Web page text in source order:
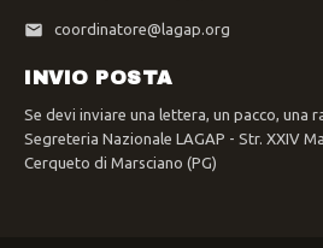
coordinatore@lagap.org
INVIO POSTA
Se devi inviare una lettera, un pacco, una
Segreteria Nazionale LAGAP - Str. XXIV
Cerqueto di Marsciano (PG)